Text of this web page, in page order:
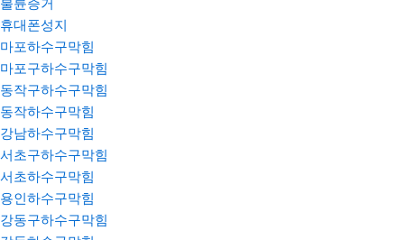
불륜증거
휴대폰성지
마포하수구막힘
마포구하수구막힘
동작구하수구막힘
동작하수구막힘
강남하수구막힘
서초구하수구막힘
서초하수구막힘
용인하수구막힘
강동구하수구막힘